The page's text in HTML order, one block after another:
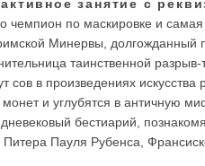
занятие с
чемпион по маскировке и
Минервы, долгожданный
таинственной разрыв-
сов в произведениях
монет и углубятся в античную
бестиарий,
Пауля Рубенса,